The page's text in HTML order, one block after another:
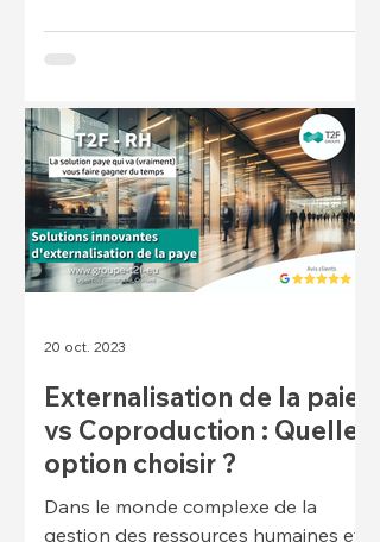
Externalisation de la paie
vs Coproduction : Quelle
option choisir ?
Dans le monde complexe de la
gestion des ressources humaines et
20 oct. 2023